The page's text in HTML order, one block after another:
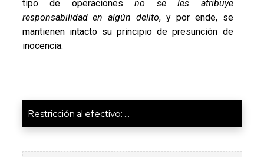
tipo de operaciones no se les atribuye
responsabilidad en algún delito, y por ende, se
mantienen intacto su principio de presunción de
inocencia.
Restricción al efectivo: ...